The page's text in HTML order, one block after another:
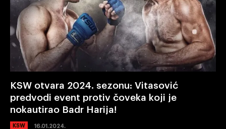
KSW otvara 2024. sezonu: Vitasović
predvodi event protiv čoveka koji je
nokautirao Badr Harija!
KSW 16.01.2024.